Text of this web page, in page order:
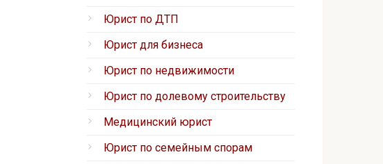
Юрист по ДТП
Юрист для бизнеса
Юрист по недвижимости
Юрист по долевому строительству
Медицинский юрист
Юрист по семейным спорам